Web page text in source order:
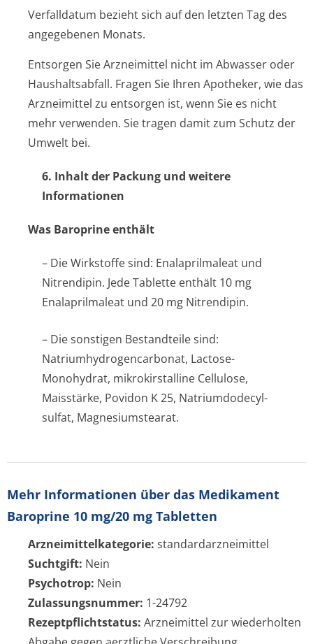
Verfalldatum bezieht sich auf den letzten Tag des
angegebenen Monats.
Entsorgen Sie Arzneimittel nicht im Abwasser oder
Haushaltsabfall. Fragen Sie Ihren Apotheker, wie das
Arzneimittel zu entsorgen ist, wenn Sie es nicht
mehr verwenden. Sie tragen damit zum Schutz der
Umwelt bei.
6. Inhalt der Packung und weitere
Informationen
Was Baroprine enthält
– Die Wirkstoffe sind: Enalaprilmaleat und
Nitrendipin. Jede Tablette enthält 10 mg
Enalaprilmaleat und 20 mg Nitrendipin.
– Die sonstigen Bestandteile sind:
Natriumhydrogen­carbonat, Lactose-
Monohydrat, mikrokirstalline Cellulose,
Maisstärke, Povidon K 25, Natriumdodecyl­
sulfat, Magnesiumstearat.
Mehr Informationen über das Medikament
Baroprine 10 mg/20 mg Tabletten
Arzneimittelkategorie: standardarzneimittel
Suchtgift: Nein
Psychotrop: Nein
Zulassungsnummer: 1-24792
Rezeptpflichtstatus: Arzneimittel zur wiederholten